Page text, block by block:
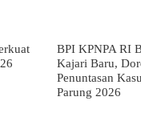
BPI KPNPA RI
Kajari Baru,
Penuntasan
Parung 2026